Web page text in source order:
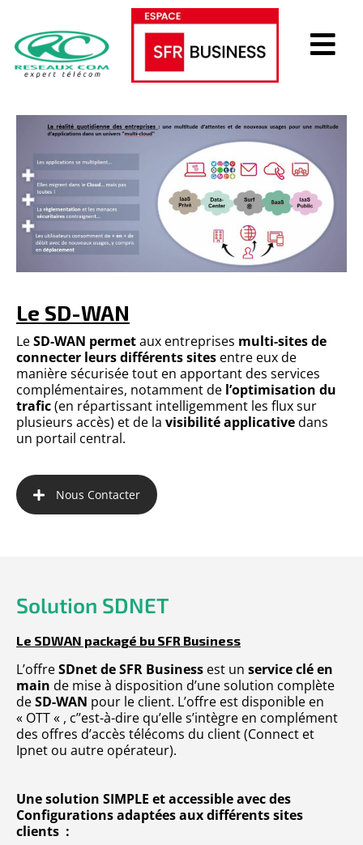
Le SD-WAN
LeSD-WAN permetaux entreprises multi-sites de
connecter leurs différents sites entre eux de
manière sécurisée tout en apportant des services
complémentaires, notamment de l’optimisation du
trafic(en répartissant intelligemment les flux sur
plusieurs accès) et de la visibilité applicativedans
un portail central.
Nous Contacter
Solution SDNET
Le SDWAN packagé bu SFR Business
L’offreSDnet de SFR Business est un service clé en
main de mise à disposition d’une solution complète
deSD-WAN pour le client. L’offre est disponible en
« OTT « , c’’est-à-dire qu’elle s’intègre en complément
des offres d’accès télécoms du client (Connect et
Ipnet ou autre opérateur).
Une solution SIMPLE et accessible avec des
Configurations adaptées aux différents sites
clients :